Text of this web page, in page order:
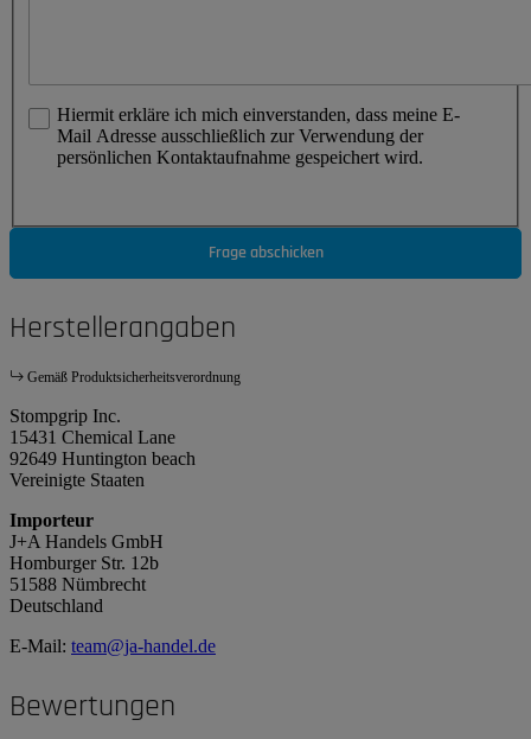
Hiermit erkläre ich mich einverstanden, dass meine E-
Mail Adresse ausschließlich zur Verwendung der
persönlichen Kontaktaufnahme gespeichert wird.
Frage abschicken
Herstellerangaben
Gemäß Produktsicherheitsverordnung
Stompgrip Inc.
15431 Chemical Lane
92649 Huntington beach
Vereinigte Staaten
Importeur
J+A Handels GmbH
Homburger Str. 12b
51588 Nümbrecht
Deutschland
E-Mail: team@ja-handel.de
Bewertungen